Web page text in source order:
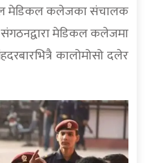
मेडिकल कलेजका संचालक
संगठनद्वारा मेडिकल कलेजमा
कालोमोसो दलेर